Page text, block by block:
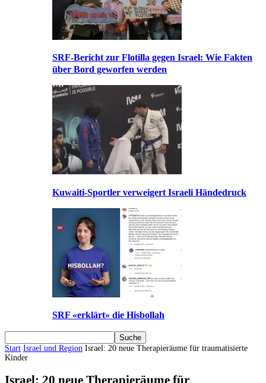
SRF-Bericht zur Flotilla gegen Israel: Wie Fakten
über Bord geworfen werden
Kuwaiti-Sportler verweigert Israeli Händedruck
SRF «erklärt» die Hisbollah
Start Israel und Region Israel: 20 neue Therapieräume für traumatisierte
Kinder
Israel: 20 neue Therapieräume für